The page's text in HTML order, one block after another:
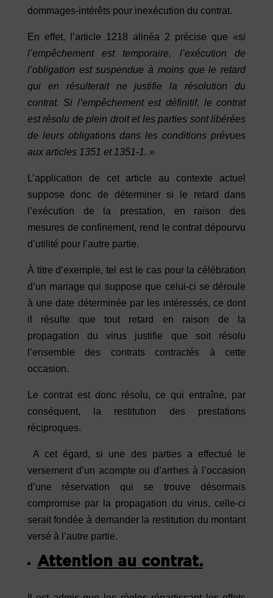
dommages-intérêts pour inexécution du contrat.
En effet, l’article 1218 alinéa 2 précise que «si
l’empêchement est temporaire, l’exécution de
l’obligation est suspendue à moins que le retard
qui en résulterait ne justifie la résolution du
contrat. Si l’empêchement est définitif, le contrat
est résolu de plein droit et les parties sont libérées
de leurs obligations dans les conditions prévues
aux articles 1351 et 1351-1. »
L’application de cet article au contexte actuel
suppose donc de déterminer si le retard dans
l’exécution de la prestation, en raison des
mesures de confinement, rend le contrat dépourvu
d’utilité pour l’autre partie.
À titre d’exemple, tel est le cas pour la célébration
d’un mariage qui suppose que celui-ci se déroule
à une date déterminée par les intéressés, ce dont
il résulte que tout retard en raison de la
propagation du virus justifie que soit résolu
l’ensemble des contrats contractés à cette
occasion.
Le contrat est donc résolu, ce qui entraîne, par
conséquent, la restitution des prestations
réciproques.
A cet égard, si une des parties a effectué le
versement d’un acompte ou d’arrhes à l’occasion
d’une réservation qui se trouve désormais
compromise par la propagation du virus, celle-ci
serait fondée à demander la restitution du montant
versé à l’autre partie.
Attention au contrat.